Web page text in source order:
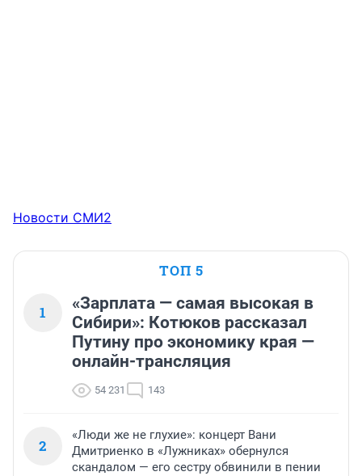
Новости СМИ2
ТОП 5
1
«Зарплата — самая высокая в
Сибири»: Котюков рассказал
Путину про экономику края —
онлайн-трансляция
54 231 143
2
«Люди же не глухие»: концерт Вани
Дмитриенко в «Лужниках» обернулся
скандалом — его сестру обвинили в пении